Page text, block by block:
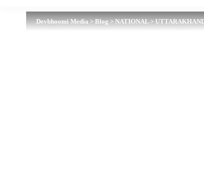
Devbhoomi Media>Blog>NATIONAL>